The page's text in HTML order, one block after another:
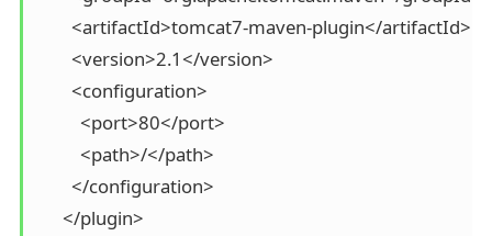
        <artifactId>tomcat7-maven-plugin</artifactId>
        <version>2.1</version>
        <configuration>
          <port>80</port>
          <path>/</path>
        </configuration>
      </plugin>